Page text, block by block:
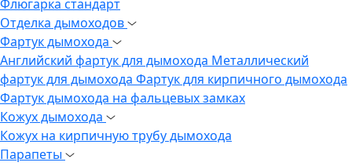
Флюгарка стандарт
Отделка дымоходов
Фартук дымохода
Английский фартук для дымохода Металлический
фартук для дымохода Фартук для кирпичного дымохода
Фартук дымохода на фальцевых замках
Кожух дымохода
Кожух на кирпичную трубу дымохода
Парапеты